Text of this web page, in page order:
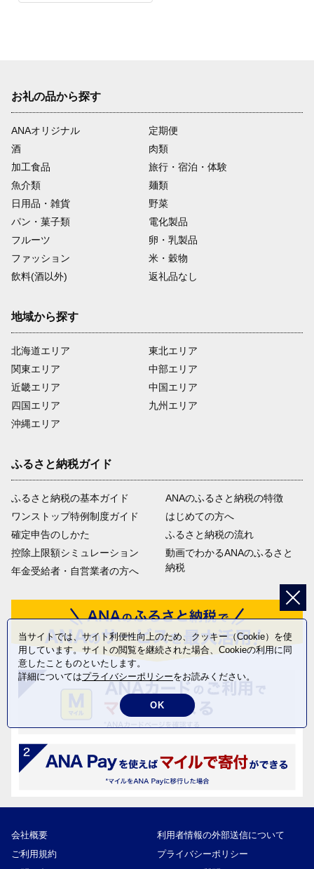
お礼の品から探す
ANAオリジナル
定期便
酒
肉類
加工食品
旅行・宿泊・体験
魚介類
麺類
日用品・雑貨
野菜
パン・菓子類
電化製品
フルーツ
卵・乳製品
ファッション
米・穀物
飲料(酒以外)
返礼品なし
地域から探す
北海道エリア
関東エリア
近畿エリア
四国エリア
沖縄エリア
東北エリア
中部エリア
中国エリア
九州エリア
ふるさと納税ガイド
ふるさと納税の基本ガイド
ワンストップ特例制度ガイド
確定申告のしかた
控除上限額シミュレーション
年金受給者・自営業者の方へ
ANAのふるさと納税の特徴
はじめての方へ
ふるさと納税の流れ
動画でわかるANAのふるさと
納税
会社概要
利用者情報の外部送信について
ご利用規約
プライバシーポリシー
当サイトでは、サイト利便性向上のため、クッキー（Cookie）を使
用しています。サイトの閲覧を継続された場合、Cookieの利用に同
意したことものといたします。
詳細についてはプライバシーポリシーをお読みください。
OK